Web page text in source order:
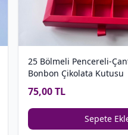
25 Bölmeli Pencereli-
Bonbon Çikolata Kutusu
75,00 TL
Sepete